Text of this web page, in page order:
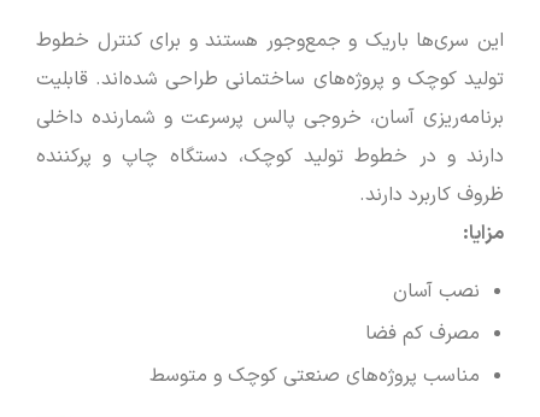
این سری‌ها باریک و جمع‌وجور هستند و برای کنترل خطوط
تولید کوچک و پروژه‌های ساختمانی طراحی شده‌اند. قابلیت
برنامه‌ریزی آسان، خروجی پالس پرسرعت و شمارنده داخلی
دارند و در خطوط تولید کوچک، دستگاه چاپ و پرکننده
ظروف کاربرد دارند.
مزایا:
نصب آسان
مصرف کم فضا
مناسب پروژه‌های صنعتی کوچک و متوسط